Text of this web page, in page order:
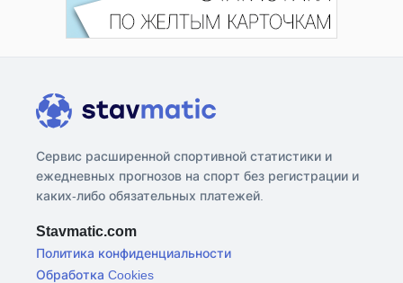
Сервис расширенной спортивной статистики и
ежедневных прогнозов на спорт без регистрации и
каких-либо обязательных платежей.
Stavmatic.com
Политика конфиденциальности
Обработка Cookies